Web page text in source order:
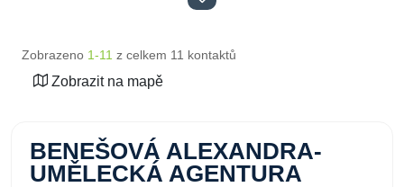
Zobrazeno 1-11 z celkem 11 kontaktů
Zobrazit na mapě
BENEŠOVÁ ALEXANDRA-
UMĚLECKÁ AGENTURA